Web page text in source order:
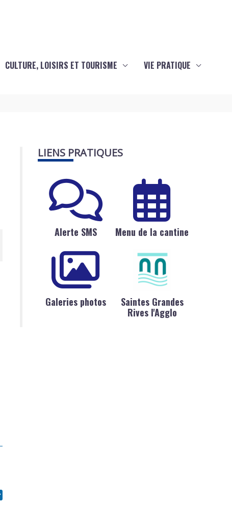
CULTURE, LOISIRS ET TOURISME VIE PRATIQUE
LIENS PRATIQUES
Alerte SMS Menu de la cantine
Galeries photos
Saintes Grandes
Rives l'Agglo